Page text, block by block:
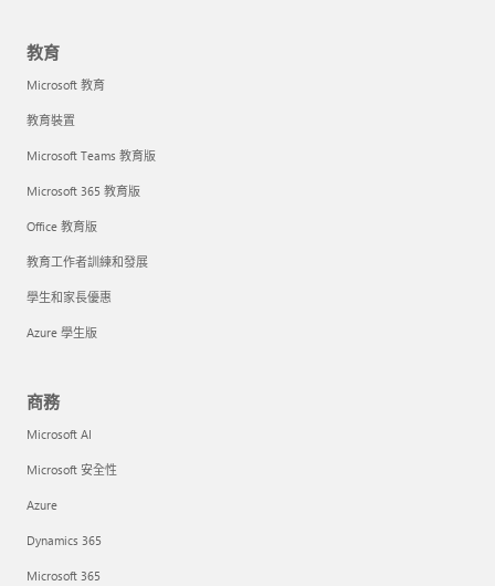
教育
Microsoft 教育
教育裝置
Microsoft Teams 教育版
Microsoft 365 教育版
Office 教育版
教育工作者訓練和發展
學生和家長優惠
Azure 學生版
商務
Microsoft AI
Microsoft 安全性
Azure
Dynamics 365
Microsoft 365